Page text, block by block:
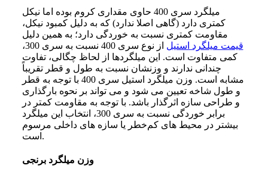
میلگرد سری 400 حاوی مقداری کروم بوده اما نیکل
کمتری دارد (گاهی اصلا ندارد) که به دلیل کمبود نیکل،
مقاومت کمتری نسبت به خوردگی دارد؛ به همین دلیل
قیمت میلگرد استیل
از نوع سری 400 نسبت به سری 300،
کمی متفاوت است. این میلگردها از لحاظ چگالی، تفاوت
چندانی ندارند و وزنشان نسبت به طول و قطر تقریباً
مشابه است. وزن میلگرد استیل سری 400 با توجه به قطر
و طول شاخه تعیین می‌ شود و می‌ تواند بر نحوه بارگذاری
و طراحی سازه اثرگذار باشد. با توجه به مقاومت کمتر در
برابر خوردگی نسبت به سری 300، انتخاب این میلگرد
بیشتر در محیط‌ های کم‌خطر یا سازه‌ های داخلی مرسوم
است.
وزن میلگرد برنجی